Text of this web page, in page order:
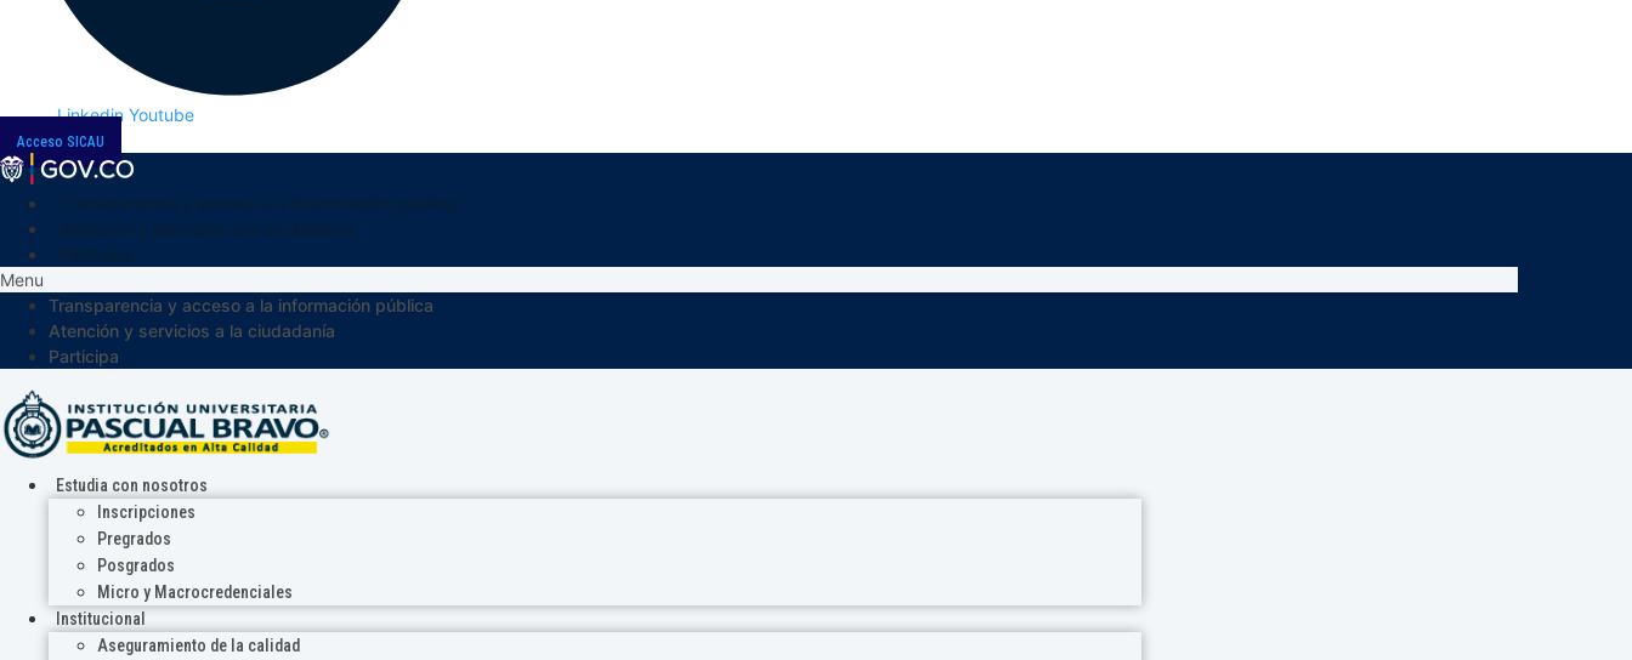
Linkedin Youtube
Acceso SICAU
Menu
Transparencia y acceso a la información pública
Atención y servicios a la ciudadanía
Participa
Estudia con nosotros
Inscripciones
Pregrados
Posgrados
Micro y Macrocredenciales
Institucional
Aseguramiento de la calidad